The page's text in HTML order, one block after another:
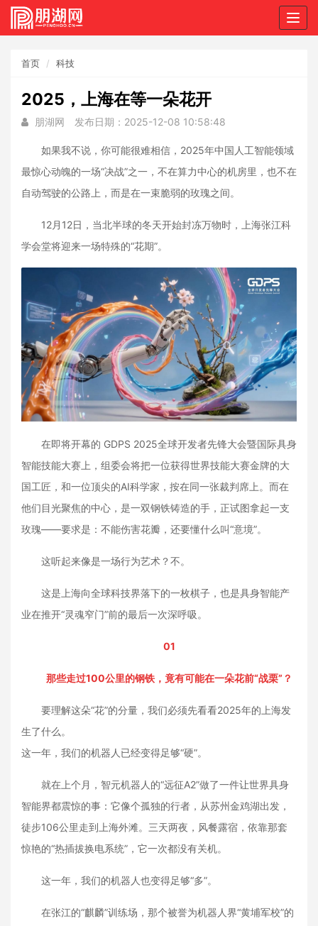
首页 科技
2025，上海在等一朵花开
朋湖网 发布日期：2025-12-08 10:58:48
如果我不说，你可能很难相信，2025年中国人工智能领域
最惊心动魄的一场“决战”之一，不在算力中心的机房里，也不在
自动驾驶的公路上，而是在一束脆弱的玫瑰之间。
12月12日，当北半球的冬天开始封冻万物时，上海张江科
学会堂将迎来一场特殊的“花期”。
在即将开幕的 GDPS 2025全球开发者先锋大会暨国际具身
智能技能大赛上，组委会将把一位获得世界技能大赛金牌的大
国工匠，和一位顶尖的AI科学家，按在同一张裁判席上。而在
他们目光聚焦的中心，是一双钢铁铸造的手，正试图拿起一支
玫瑰——要求是：不能伤害花瓣，还要懂什么叫“意境”。
这听起来像是一场行为艺术？不。
这是上海向全球科技界落下的一枚棋子，也是具身智能产
业在推开“灵魂窄门”前的最后一次深呼吸。
01
那些走过100公里的钢铁，竟有可能在一朵花前“战栗”？
要理解这朵“花”的分量，我们必须先看看2025年的上海发
生了什么。
这一年，我们的机器人已经变得足够“硬”。
就在上个月，智元机器人的“远征A2”做了一件让世界具身
智能界都震惊的事：它像个孤独的行者，从苏州金鸡湖出发，
徒步106公里走到上海外滩。三天两夜，风餐露宿，依靠那套
惊艳的“热插拔换电系统”，它一次都没有关机。
这一年，我们的机器人也变得足够“多”。
在张江的“麒麟”训练场，那个被誉为机器人界“黄埔军校”的